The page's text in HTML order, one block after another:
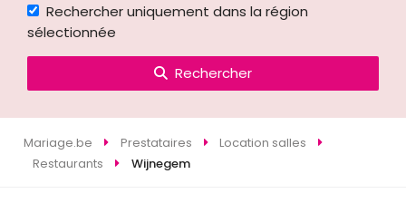
Rechercher uniquement dans la région
sélectionnée
Rechercher
Mariage.be Prestataires
Location salles
Restaurants
Wijnegem